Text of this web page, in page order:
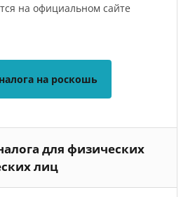
на официальном сайте
на роскошь
для физических
лиц